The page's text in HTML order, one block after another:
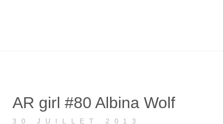
AR girl #80 Albina Wolf
30 JUILLET 2013